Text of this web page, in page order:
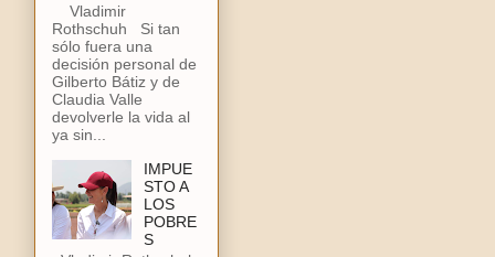
Vladimir
Rothschuh Si tan
sólo fuera una
decisión personal de
Gilberto Bátiz y de
Claudia Valle
devolverle la vida al
ya sin...
IMPUE
STO A
LOS
POBRE
S